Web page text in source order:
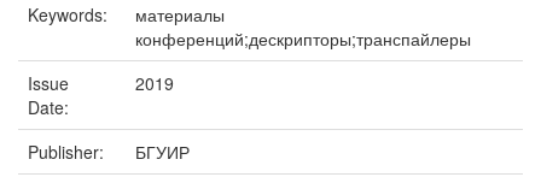
Keywords:
материалы
конференций;дескрипторы;транспайлеры
Issue
Date:
2019
Publisher:
БГУИР